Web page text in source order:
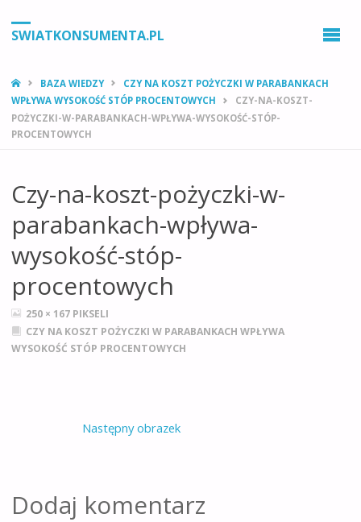
SWIATKONSUMENTA.PL
STRONA
GŁÓWNA
BAZA WIEDZY
CZY NA KOSZT POŻYCZKI W PARABANKACH
WPŁYWA WYSOKOŚĆ STÓP PROCENTOWYCH
CZY-NA-KOSZT-
POŻYCZKI-W-PARABANKACH-WPŁYWA-WYSOKOŚĆ-STÓP-
PROCENTOWYCH
Czy-na-koszt-pożyczki-w-
parabankach-wpływa-
wysokość-stóp-
procentowych
PEŁNY
ROZMIAR
250 × 167 PIKSELI
CZY NA KOSZT POŻYCZKI W PARABANKACH WPŁYWA
WYSOKOŚĆ STÓP PROCENTOWYCH
Następny obrazek
Dodaj komentarz